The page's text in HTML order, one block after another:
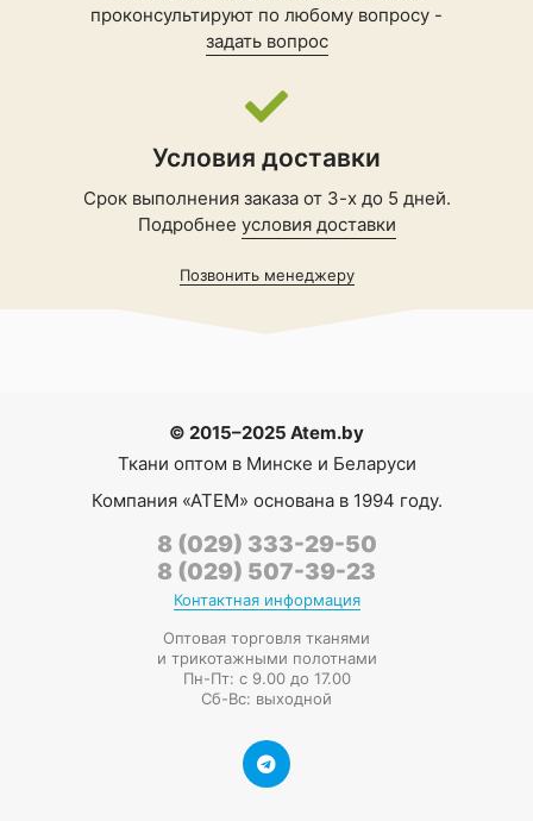
проконсультируют по любому вопросу -
задать вопрос
Условия доставки
Срок выполнения заказа от 3-х до 5 дней.
Подробнее условия доставки
Позвонить менеджеру
© 2015–2025 Atem.by
Ткани оптом в Минске и Беларуси
Компания «АТЕМ» основана в 1994 году.
8 (029) 333-29-50
8 (029) 507-39-23
Контактная информация
Оптовая торговля тканями
и трикотажными полотнами
Пн-Пт: с 9.00 до 17.00
Сб-Вс: выходной